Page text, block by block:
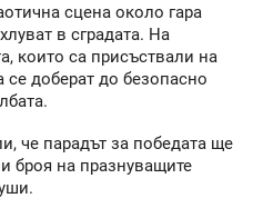
сцена около гара
в сградата. На
които са присъствали на
се доберат до безопасно
че парадът за победата ще
броя на празнуващите